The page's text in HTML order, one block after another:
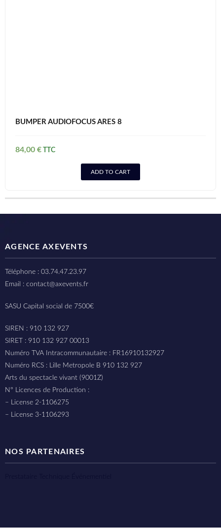
BUMPER AUDIOFOCUS ARES 8
84,00 €
ADD TO CART
AGENCE AXEVENTS
Téléphone : 03.74.47.23.97
Email : contact@axevents.fr
SASU Capital social de 7500€
SIREN : 910 132 927
SIRET : 910 132 927 00013
Numéro TVA Intracommunautaire : FR16910132927
Numéro RCS : Lille Metropole B 910 132 927
Arts du spectacle vivant (9001Z)
N° Licences de Production :
– License 2-1106275
– License 3-1106293
NOS PARTENAIRES